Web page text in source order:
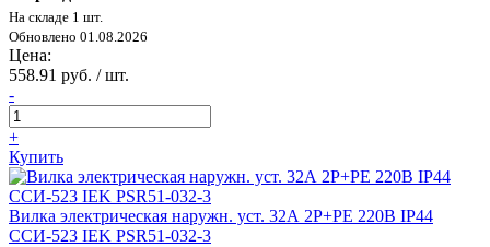
На складе 1 шт.
Обновлено 01.08.2026
Цена:
558.91 руб. / шт.
-
+
Купить
Вилка электрическая наружн. уст. 32А 2P+PE 220В IP44
ССИ-523 IEK PSR51-032-3